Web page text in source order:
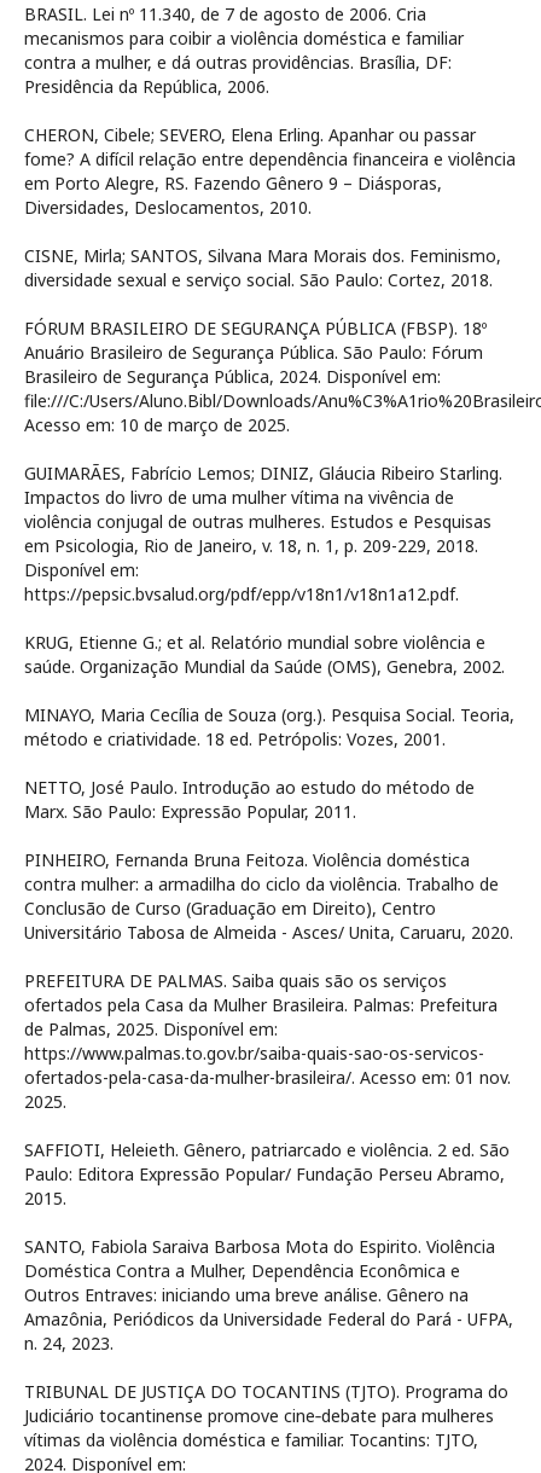
BRASIL. Lei nº 11.340, de 7 de agosto de 2006. Cria
mecanismos para coibir a violência doméstica e familiar
contra a mulher, e dá outras providências. Brasília, DF:
Presidência da República, 2006.
CHERON, Cibele; SEVERO, Elena Erling. Apanhar ou passar
fome? A difícil relação entre dependência financeira e violência
em Porto Alegre, RS. Fazendo Gênero 9 – Diásporas,
Diversidades, Deslocamentos, 2010.
CISNE, Mirla; SANTOS, Silvana Mara Morais dos. Feminismo,
diversidade sexual e serviço social. São Paulo: Cortez, 2018.
FÓRUM BRASILEIRO DE SEGURANÇA PÚBLICA (FBSP). 18º
Anuário Brasileiro de Segurança Pública. São Paulo: Fórum
Brasileiro de Segurança Pública, 2024. Disponível em:
file:///C:/Users/Aluno.Bibl/Downloads/
Acesso em: 10 de março de 2025.
GUIMARÃES, Fabrício Lemos; DINIZ, Gláucia Ribeiro Starling.
Impactos do livro de uma mulher vítima na vivência de
violência conjugal de outras mulheres. Estudos e Pesquisas
em Psicologia, Rio de Janeiro, v. 18, n. 1, p. 209-229, 2018.
Disponível em:
https://pepsic.bvsalud.org/pdf/epp/v18n1/v18n1a12.pdf.
KRUG, Etienne G.; et al. Relatório mundial sobre violência e
saúde. Organização Mundial da Saúde (OMS), Genebra, 2002.
MINAYO, Maria Cecília de Souza (org.). Pesquisa Social. Teoria,
método e criatividade. 18 ed. Petrópolis: Vozes, 2001.
NETTO, José Paulo. Introdução ao estudo do método de
Marx. São Paulo: Expressão Popular, 2011.
PINHEIRO, Fernanda Bruna Feitoza. Violência doméstica
contra mulher: a armadilha do ciclo da violência. Trabalho de
Conclusão de Curso (Graduação em Direito), Centro
Universitário Tabosa de Almeida - Asces/ Unita, Caruaru, 2020.
PREFEITURA DE PALMAS. Saiba quais são os serviços
ofertados pela Casa da Mulher Brasileira. Palmas: Prefeitura
de Palmas, 2025. Disponível em:
https://www.palmas.to.gov.br/saiba-quais-sao-os-servicos-
ofertados-pela-casa-da-mulher-brasileira/. Acesso em: 01 nov.
2025.
SAFFIOTI, Heleieth. Gênero, patriarcado e violência. 2 ed. São
Paulo: Editora Expressão Popular/ Fundação Perseu Abramo,
2015.
SANTO, Fabiola Saraiva Barbosa Mota do Espirito. Violência
Doméstica Contra a Mulher, Dependência Econômica e
Outros Entraves: iniciando uma breve análise. Gênero na
Amazônia, Periódicos da Universidade Federal do Pará - UFPA,
n. 24, 2023.
TRIBUNAL DE JUSTIÇA DO TOCANTINS (TJTO). Programa do
Judiciário tocantinense promove cine‑debate para mulheres
vítimas da violência doméstica e familiar. Tocantins: TJTO,
2024. Disponível em: